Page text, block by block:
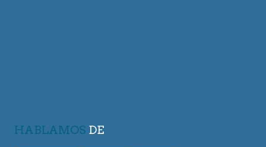
HABLAMOS DE